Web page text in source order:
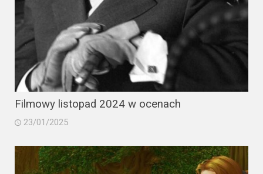
Filmowy listopad 2024 w ocenach
23/01/2025